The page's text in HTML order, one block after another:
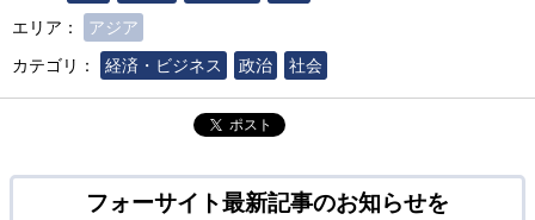
エリア：
アジア
カテゴリ：
経済・ビジネス 政治 社会
ポスト
フォーサイト最新記事のお知らせを